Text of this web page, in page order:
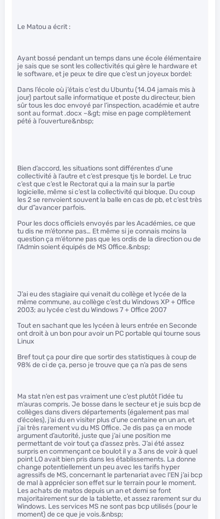
Le Matou a écrit :
Ayant bossé pendant un temps dans une école élémentaire
je sais que se sont les collectivités qui gère le hardware et
le software, et je peux te dire que c’est un joyeux bordel:
Dans l’école où j’étais c’est du Ubuntu (14.04 jamais mis à
jour) partout salle informatique et poste du directeur, bien
sûr tous les doc envoyé par l’inspection, académie et autre
sont au format .docx –&gt; mise en page complètement
pété à l’ouverture&nbsp;
Bien d’accord, les situations sont différentes d’une
collectivité à l’autre et c’est presque tjs le bordel. Le truc
c’est que c’est le Rectorat qui a la main sur la partie
logicielle, même si c’est la collectivité qui bloque. Du coup
les 2 se renvoient souvent la balle en cas de pb, et c’est très
dur d”avancer parfois.
Pour les docs officiels envoyés par les Académies, ce que
tu dis ne m’étonne pas… Et même si je connais moins la
question ça m’étonne pas que les ordis de la direction ou de
l’Admin soient équipés de MS Office.&nbsp;
J’ai eu des stagiaire qui venait du collège et lycée de la
même commune, au collège c’est du Windows XP + Office
2003; au lycée c’est du Windows 7 + Office 2007
Tout en sachant que les lycéen à leurs entrée en Seconde
ont droit à un bon pour avoir un PC portable qui tourne sous
Linux
Bref tout ça pour dire que sortir des statistiques à coup de
98% de ci de ça, perso je trouve que ça n’a pas de sens
Ma stat n’en est pas vraiment une c’est plutôt l’idée tu
m’auras compris. Je bosse dans le secteur et je suis bcp de
collèges dans divers départements (également pas mal
d’écoles), j’ai du en visiter plus d’une centaine en un an, et
j’ai très rarement vu du MS Office. Je dis pas ça en mode
argument d’autorité, juste que j’ai une position me
permettant de voir tout ça d’assez près. J’ai été assez
surpris en commençant ce boulot il y a 3 ans de voir à quel
point LO avait bien pris dans les établissements. La donne
change potentiellement un peu avec les tarifs hyper
agressifs de MS, concernant le partenariat avec l’EN j’ai bcp
de mal à apprécier son effet sur le terrain pour le moment.
Les achats de matos depuis un an et demi se font
majoritairement sur de la tablette, et assez rarement sur du
Windows. Les services MS ne sont pas bcp utilisés (pour le
moment) de ce que je vois.&nbsp;